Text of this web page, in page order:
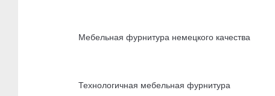
Мебельная фурнитура немецкого качества
Технологичная мебельная фурнитура